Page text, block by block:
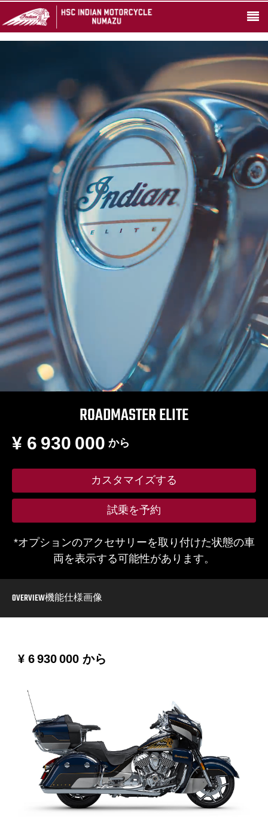
ROADMASTER ELITE
から
¥ 6 930 000
カスタマイズする
試乗を予約
*オプションのアクセサリーを取り付けた状態の車
両を表示する可能性があります。
OVERVIEW機能仕様画像
から
¥ 6 930 000